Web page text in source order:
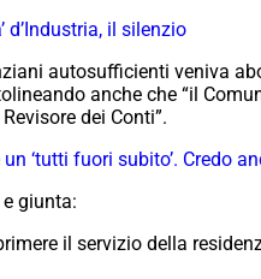
d’Industria, il silenzio
autosufficienti veniva
anche che “il
dei Conti”.
‘tutti fuori subito’. Credo
giunta:
il servizio della